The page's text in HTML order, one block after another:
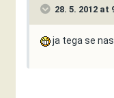
28. 5. 2012
ja tega se